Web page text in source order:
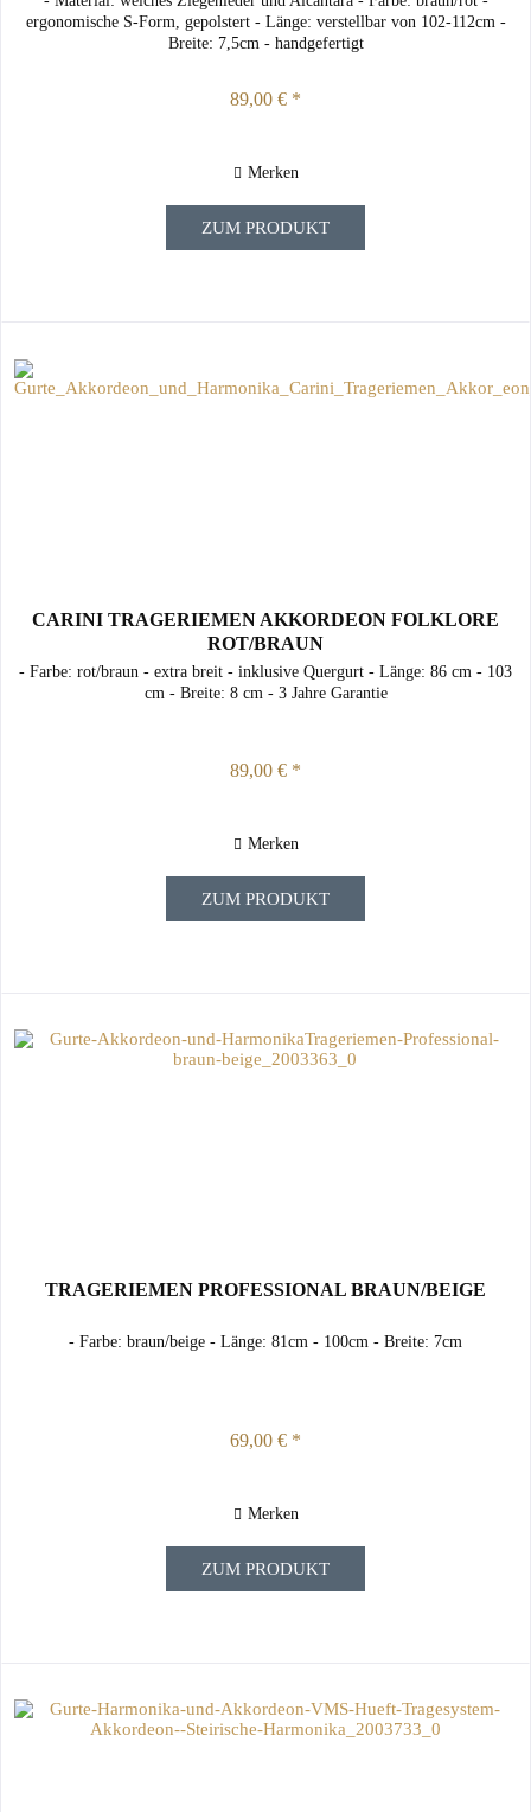
ergonomische S-Form, gepolstert - Länge: verstellbar von 102-112cm -
Breite: 7,5cm - handgefertigt
89,00 € *
Merken
ZUM PRODUKT
CARINI TRAGERIEMEN AKKORDEON FOLKLORE
ROT/BRAUN
- Farbe: rot/braun - extra breit - inklusive Quergurt - Länge: 86 cm - 103
cm - Breite: 8 cm - 3 Jahre Garantie
89,00 € *
Merken
ZUM PRODUKT
TRAGERIEMEN PROFESSIONAL BRAUN/BEIGE
- Farbe: braun/beige - Länge: 81cm - 100cm - Breite: 7cm
69,00 € *
Merken
ZUM PRODUKT